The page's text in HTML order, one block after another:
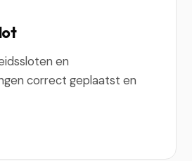
en
correct geplaatst en